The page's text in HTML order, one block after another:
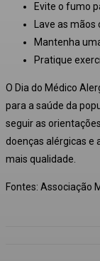
Evite o fumo
Lave as mãos
Mantenha
Pratique
O Dia do Médico
para a saúde da
seguir as
doenças alérgicas e
mais qualidade.
Fontes: Associação